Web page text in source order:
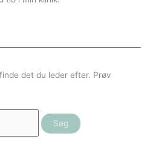
det du leder efter. Prøv